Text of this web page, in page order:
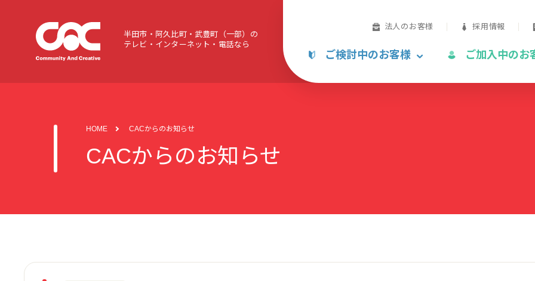
半田市・阿久比町・武豊町（一部）の
テレビ・インターネット・電話なら
法人のお客様 採用情報
ご検討中のお客様 ご加入中のお
HOME CACからのお知らせ
CACからのお知らせ